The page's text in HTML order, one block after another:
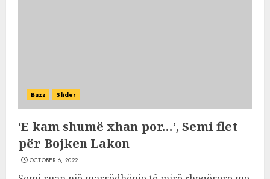
Buzz Slider
‘E kam shumë xhan por…’, Semi flet
për Bojken Lakon
OCTOBER 6, 2022